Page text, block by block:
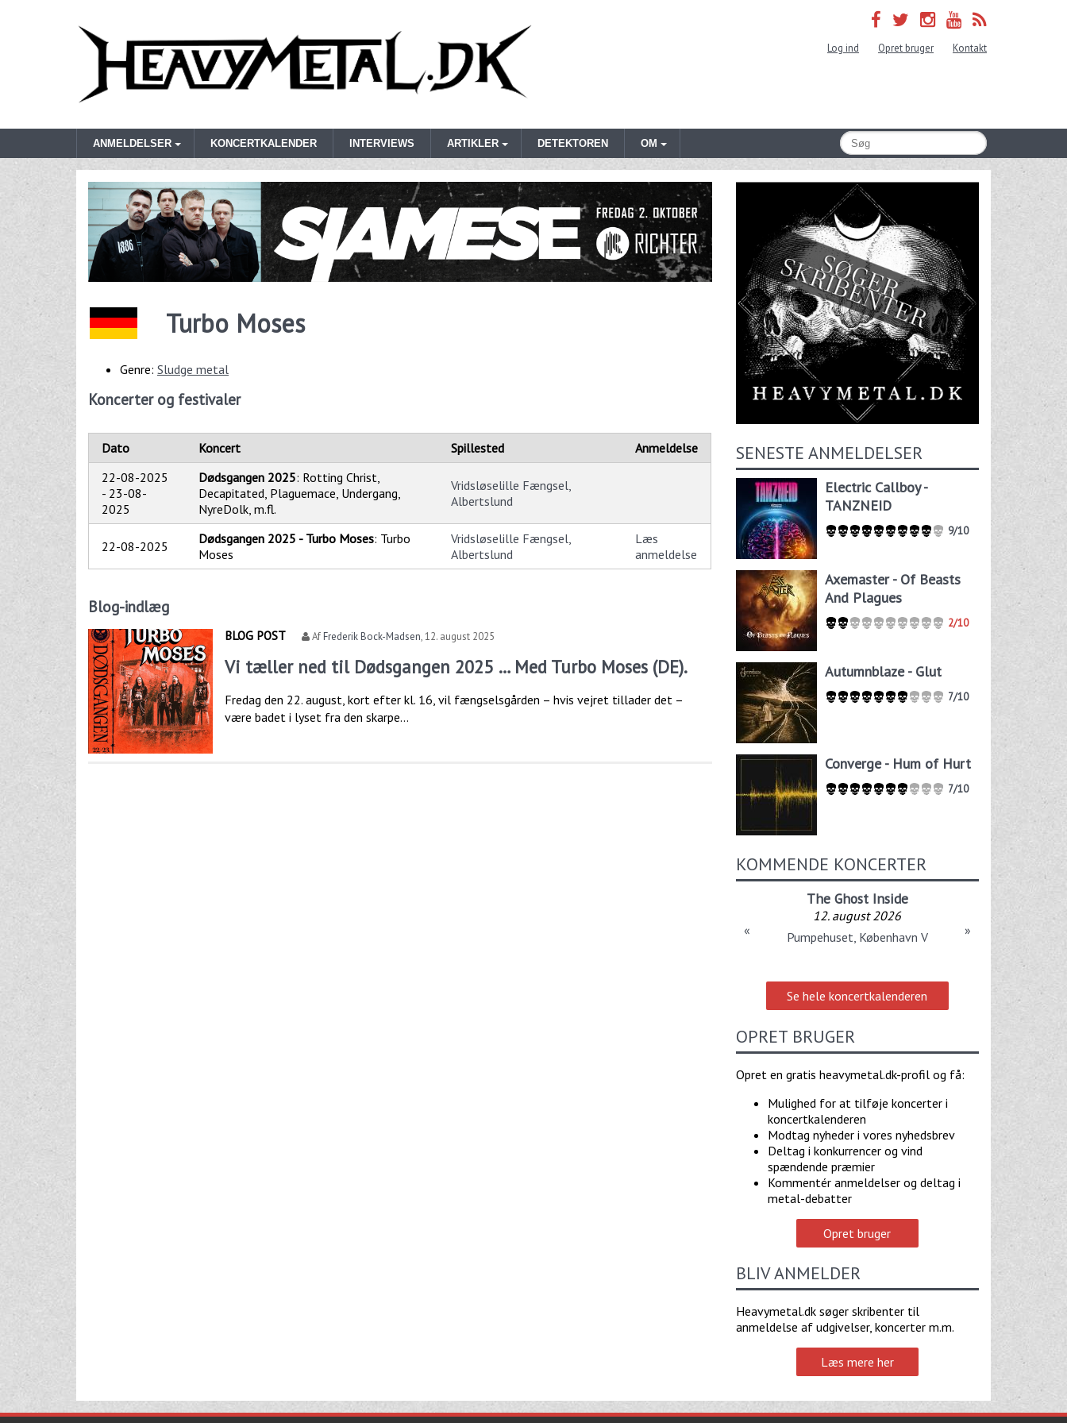
Log ind Opret bruger Kontakt
ANMELDELSER KONCERTKALENDER INTERVIEWS ARTIKLER DETEKTOREN OM
Turbo Moses
Genre: Sludge metal
Koncerter og festivaler
Dato Koncert Spillested
Anmeldelse
22-08-2025
- 23-08-
2025
Dødsgangen 2025: Rotting Christ,
Decapitated, Plaguemace, Undergang,
NyreDolk, m.fl.
Vridsløselille Fængsel,
Albertslund
22-08-2025 Dødsgangen 2025 - Turbo Moses: Turbo
Moses
Vridsløselille Fængsel,
Albertslund
Læs
anmeldelse
Blog-indlæg
BLOG POST AfFrederik Bock-Madsen,12. august 2025
Vi tæller ned til Dødsgangen 2025 … Med Turbo Moses (DE).
Fredag den 22. august, kort efter kl. 16, vil fængselsgården – hvis vejret tillader det –
være badet i lyset fra den skarpe...
SENESTE ANMELDELSER
Electric Callboy -
TANZNEID
9/10
Axemaster - Of Beasts
And Plagues
2/10
Autumnblaze - Glut
7/10
Converge - Hum of Hurt
7/10
KOMMENDE KONCERTER
The Ghost Inside
12. august 2026
Pumpehuset, København V
« »
Se hele koncertkalenderen
OPRET BRUGER
Opret en gratis heavymetal.dk-profil og få:
Mulighed for at tilføje koncerter i
koncertkalenderen
Modtag nyheder i vores nyhedsbrev
Deltag i konkurrencer og vind
spændende præmier
Kommentér anmeldelser og deltag i
metal-debatter
Opret bruger
BLIV ANMELDER
Heavymetal.dk søger skribenter til
anmeldelse af udgivelser, koncerter m.m.
Læs mere her